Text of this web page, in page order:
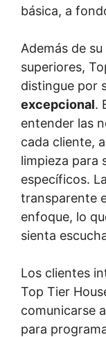
básica, a
Además de
superiores,
distingue por
excepcional.
entender las
cada cliente,
limpieza para
específicos.
transparente
enfoque, lo
sienta
Los clientes
Top Tier
comunicarse
para